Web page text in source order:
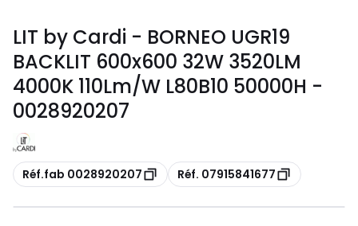
LIT by Cardi - BORNEO UGR19
BACKLIT 600x600 32W 3520LM
4000K 110Lm/W L80B10 50000H -
0028920207
Copie
Réf.fab 0028920207 Copie
Réf. 07915841677